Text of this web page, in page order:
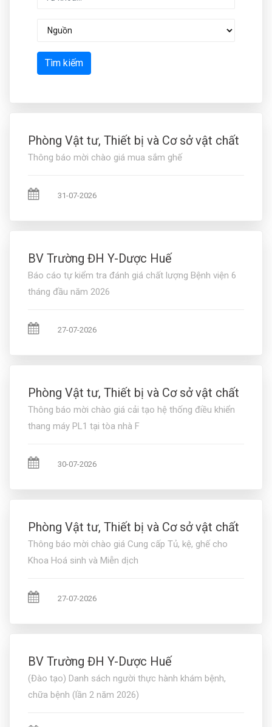
Tìm kiếm
Phòng Vật tư, Thiết bị và Cơ sở vật chất
Thông báo mời chào giá mua sắm ghế
31-07-2026
BV Trường ĐH Y-Dược Huế
Báo cáo tự kiểm tra đánh giá chất lượng Bệnh viện 6
tháng đầu năm 2026
27-07-2026
Phòng Vật tư, Thiết bị và Cơ sở vật chất
Thông báo mời chào giá cải tạo hệ thống điều khiển
thang máy PL1 tại tòa nhà F
30-07-2026
Phòng Vật tư, Thiết bị và Cơ sở vật chất
Thông báo mời chào giá Cung cấp Tủ, kệ, ghế cho
Khoa Hoá sinh và Miễn dịch
27-07-2026
BV Trường ĐH Y-Dược Huế
(Đào tạo) Danh sách người thực hành khám bệnh,
chữa bệnh (lần 2 năm 2026)